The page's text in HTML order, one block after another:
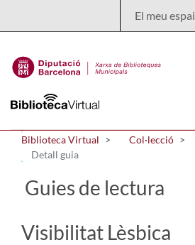
El meu espai
Biblioteca Virtual Col·lecció
Detall guia
Guies de lectura
Visibilitat Lèsbica